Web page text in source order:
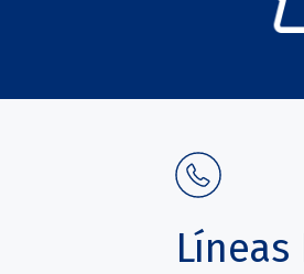
Líneas